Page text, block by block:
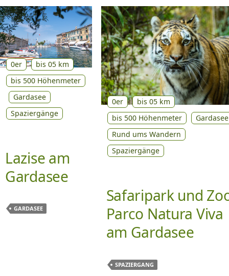
0er
bis 05 km
bis 500 Höhenmeter
Gardasee
Spaziergänge
Lazise am
Gardasee
GARDASEE
0er
bis 05 km
bis 500 Höhenmeter
Gardasee
Rund ums Wandern
Spaziergänge
Safaripark und
Parco Natura Viva
am Gardasee
SPAZIERGANG